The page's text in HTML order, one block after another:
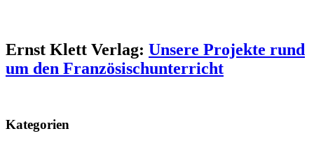
Ernst Klett Verlag: Unsere Projekte rund
um den Französischunterricht
Kategorien